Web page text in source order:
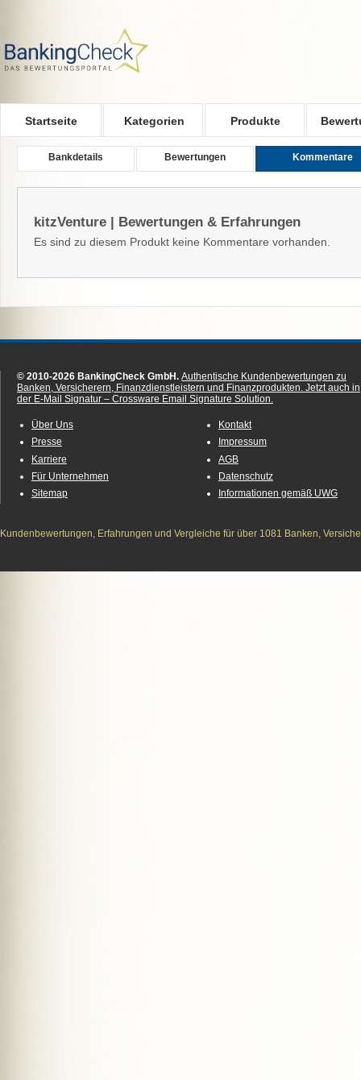
Startseite Kategorien Produkte
Bankdetails Bewertungen Kommentare
kitzVenture | Bewertungen & Erfahrungen
Es sind zu diesem Produkt keine Kommentare vorhanden.
© 2010-2026 BankingCheck GmbH. Authentische Kundenbewertungen zu
Banken, Versicherern, Finanzdienstleistern und Finanzprodukten. Jetzt auch in
der E-Mail Signatur – Crossware Email Signature Solution.
Über Uns
Presse
Karriere
Für Unternehmen
Sitemap
Kontakt
Impressum
AGB
Datenschutz
Informationen gemäß UWG
Kundenbewertungen, Erfahrungen und Vergleiche für über 1081 Banken,